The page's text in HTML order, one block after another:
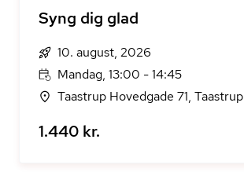
Syng dig glad
10. august, 2026
Mandag, 13:00 - 14:45
Taastrup Hovedgade 71, Taastrup
1.440 kr.